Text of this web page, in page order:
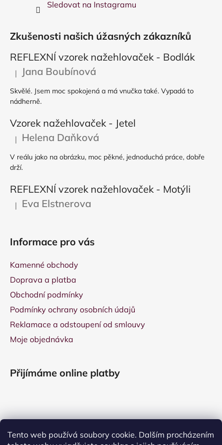
Tento web používá soubory cookie. Dalším procházením
Sledovat na Instagramu
Zkušenosti našich úžasných zákazníků
REFLEXNÍ vzorek nažehlovaček - Bodlák
Hodnocení produktu je 5 z 5 hvězdiček.
| Jana Boubínová
Skvělé. Jsem moc spokojená a má vnučka také. Vypadá to
nádherně.
Vzorek nažehlovaček - Jetel
Hodnocení produktu je 5 z 5 hvězdiček.
| Helena Daňková
V reálu jako na obrázku, moc pěkné, jednoduchá práce, dobře
drží.
REFLEXNÍ vzorek nažehlovaček - Motýli
Hodnocení produktu je 5 z 5 hvězdiček.
| Eva Elstnerova
Informace pro vás
Kamenné obchody
Doprava a platba
Obchodní podmínky
Podmínky ochrany osobních údajů
Reklamace a odstoupení od smlouvy
Moje objednávka
Přijímáme online platby